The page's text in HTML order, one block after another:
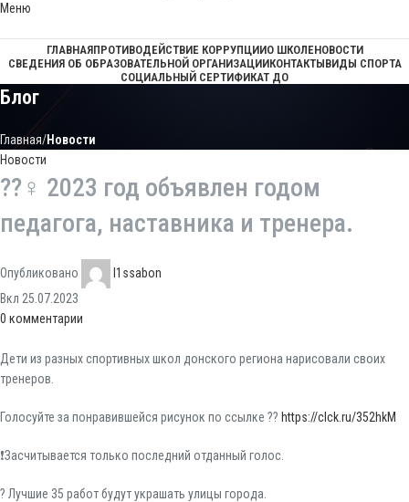
Меню
ГЛАВНАЯПРОТИВОДЕЙСТВИЕ КОРРУПЦИИО ШКОЛЕНОВОСТИ
СВЕДЕНИЯ ОБ ОБРАЗОВАТЕЛЬНОЙ ОРГАНИЗАЦИИКОНТАКТЫВИДЫ СПОРТА
СОЦИАЛЬНЫЙ СЕРТИФИКАТ ДО
Блог
Главная Новости
Новости
??♀️ 2023 год объявлен годом
педагога, наставника и тренера.
Опубликовано
l1ssabon
Вкл 25.07.2023
0 комментарии
Дети из разных спортивных школ донского региона нарисовали своих
тренеров.
Голосуйте за понравившейся рисунок по ссылке ?? https://clck.ru/352hkM
❗️Засчитывается только последний отданный голос.
?️ Лучшие 35 работ будут украшать улицы города.